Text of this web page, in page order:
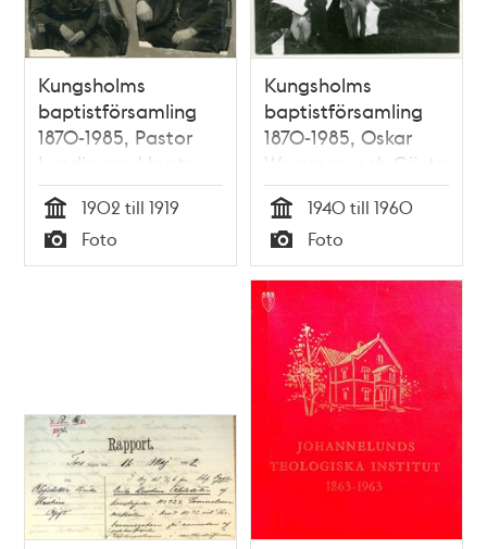
Kungsholms
baptistförsamling
1870-1985, Pastor
Lundin med hustru
Tid
1902 till 1919
Typ
Foto
Kungsholms
baptistförsamling
1870-1985, Oskar
Wernman och Gösta
Carlsson
Tid
1940 till 1960
Typ
Foto